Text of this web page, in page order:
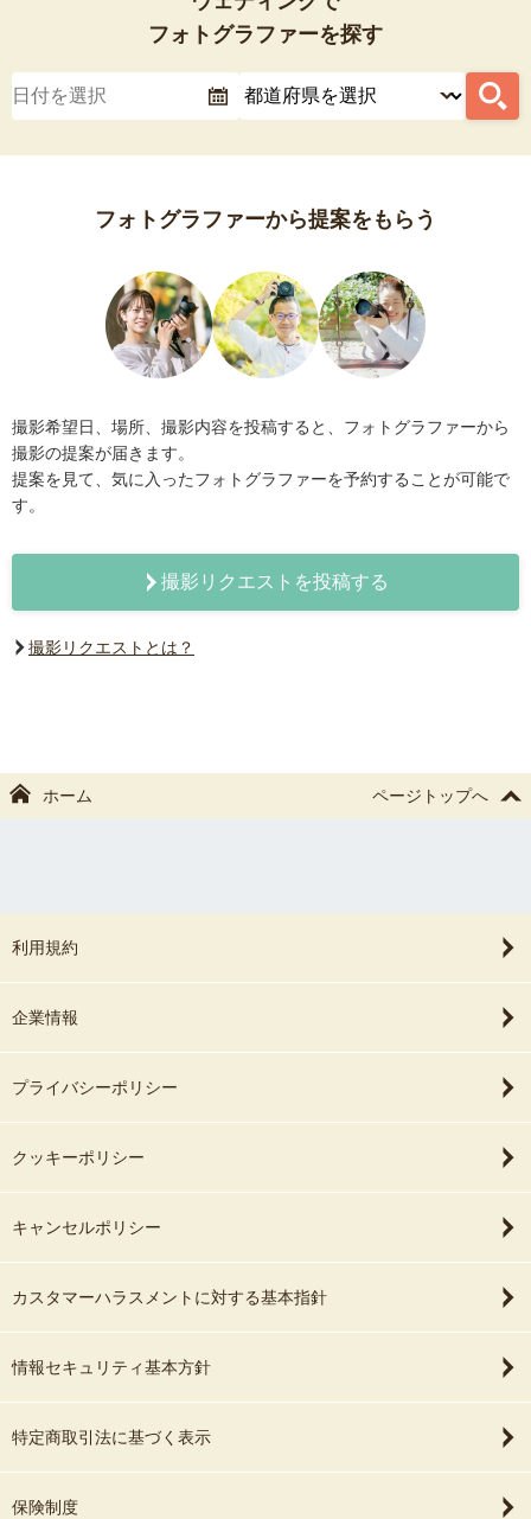
フォトグラファーを探す
フォトグラファーから提案をもらう
撮影希望日、場所、撮影内容を投稿すると、フォトグラファーから
撮影の提案が届きます。
提案を見て、気に入ったフォトグラファーを予約することが可能で
す。
撮影リクエストを投稿する
撮影リクエストとは？
ホーム ページトップへ
利用規約
企業情報
プライバシーポリシー
クッキーポリシー
キャンセルポリシー
カスタマーハラスメントに対する基本指針
情報セキュリティ基本方針
特定商取引法に基づく表示
保険制度